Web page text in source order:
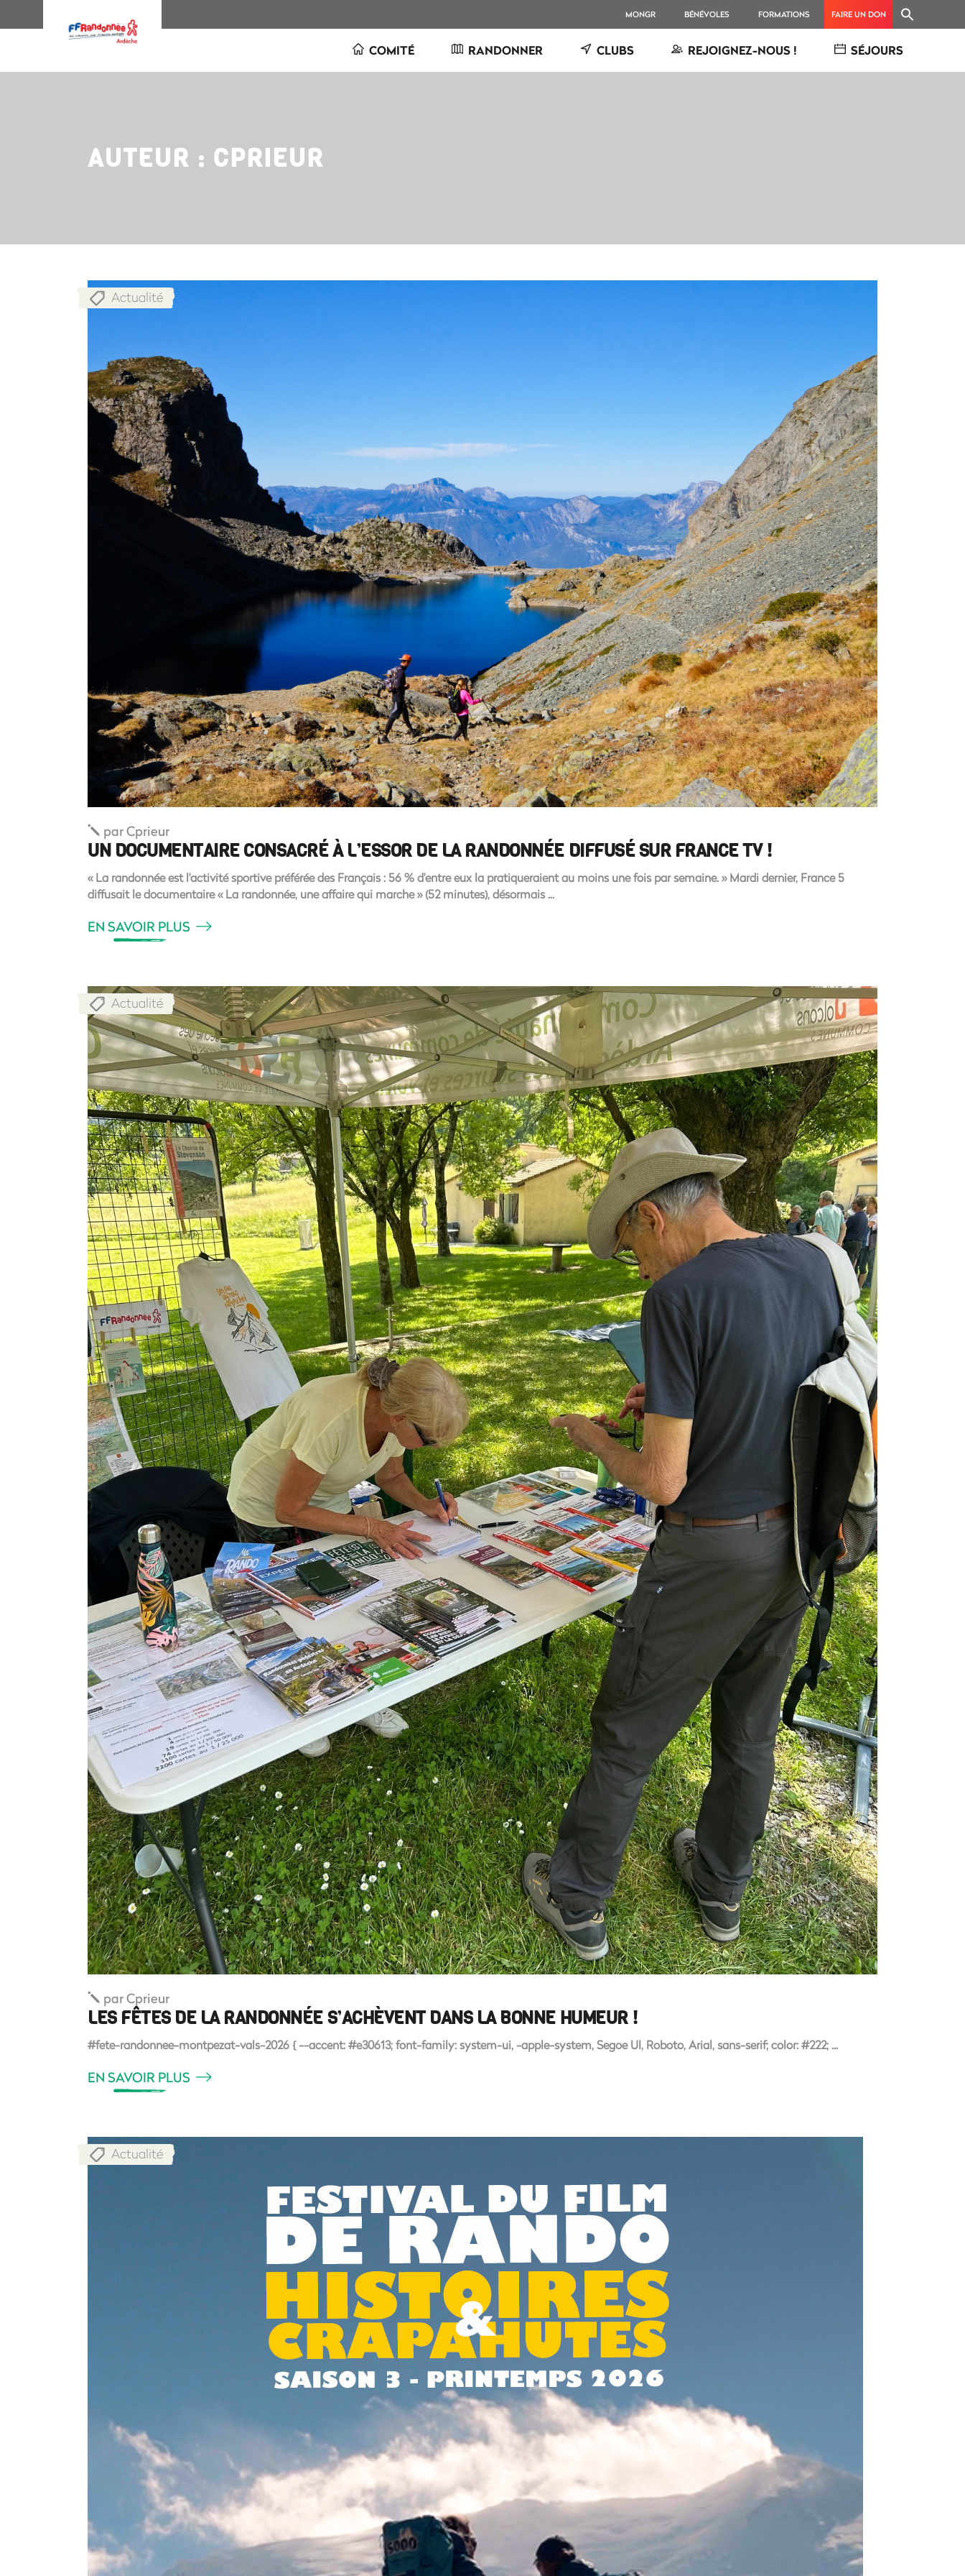
MONGR BÉNÉVOLES FORMATIONS FAIRE UN DON
COMITÉ RANDONNER CLUBS REJOIGNEZ-NOUS ! SÉJOURS
AUTEUR : CPRIEUR
Actualité
parCprieur
UN DOCUMENTAIRE CONSACRÉ À L’ESSOR DE LA RANDONNÉE DIFFUSÉ SUR FRANCE TV !
« La randonnée est l'activité sportive préférée des Français : 56 % d'entre eux la pratiqueraient au moins une fois par semaine. » Mardi dernier, France 5
diffusait le documentaire « La randonnée, une affaire qui marche » (52 minutes), désormais
EN SAVOIR PLUS
Actualité
parCprieur
LES FÊTES DE LA RANDONNÉE S’ACHÈVENT DANS LA BONNE HUMEUR !
#fete-randonnee-montpezat-vals-2026 { --accent: #e30613; font-family: system-ui, -apple-system, Segoe UI, Roboto, Arial, sans-serif; color: #222;
EN SAVOIR PLUS
Actualité